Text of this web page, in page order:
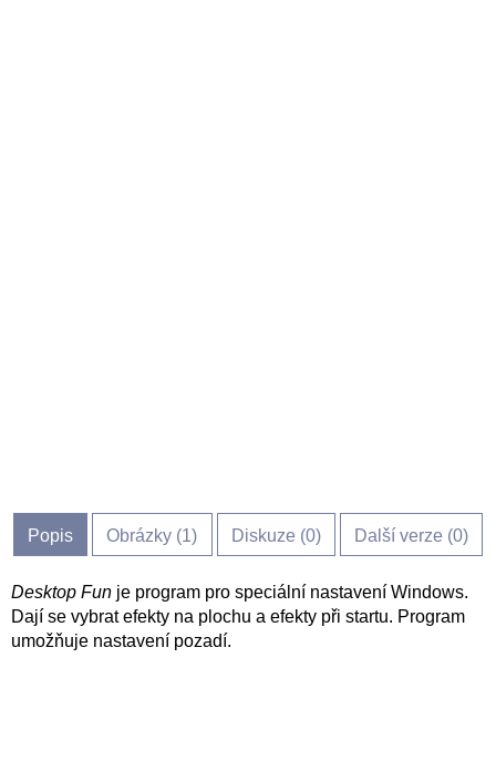
Popis Obrázky (1) Diskuze (0) Další verze (0)
Desktop Fun je program pro speciální nastavení Windows.
Dají se vybrat efekty na plochu a efekty při startu. Program
umožňuje nastavení pozadí.